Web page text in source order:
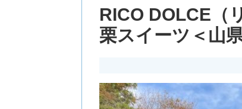
RICO DOLCE（
栗スイーツ＜山